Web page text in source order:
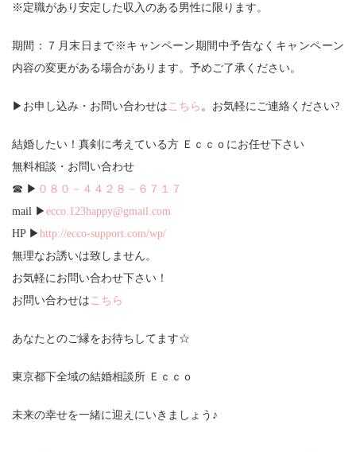
※定職があり安定した収入のある男性に限ります。
期間：７月末日まで※キャンペーン期間中予告なくキャンペーン
内容の変更がある場合があります。予めご了承ください。
▶お申し込み・お問い合わせは こちら 。お気軽にご連絡ください?
結婚したい！真剣に考えている方 Ｅｃｃｏにお任せ下さい
無料相談・お問い合わせ
☎ ▶ ０８０－４４２８－６７１７
mail ▶ ecco.123happy@gmail.com
HP ▶ http://ecco-support.com/wp/
無理なお誘いは致しません。
お気軽にお問い合わせ下さい！
お問い合わせは こちら
あなたとのご縁をお待ちしてます☆
東京都下全域の結婚相談所 Ｅｃｃｏ
未来の幸せを一緒に迎えにいきましょう♪